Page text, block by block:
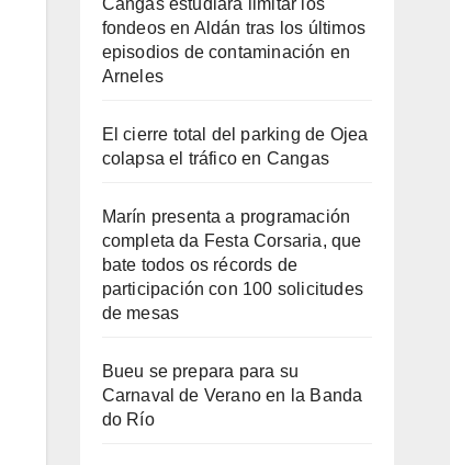
fondeos en Aldán tras los últimos
episodios de contaminación en
Arneles
El cierre total del parking de Ojea
colapsa el tráfico en Cangas
Marín presenta a programación
completa da Festa Corsaria, que
bate todos os récords de
participación con 100 solicitudes
de mesas
Bueu se prepara para su
Carnaval de Verano en la Banda
do Río